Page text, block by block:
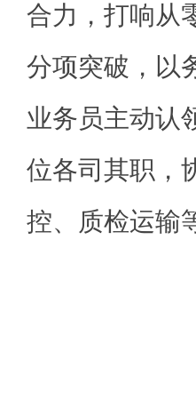
合力，打响从
分项突破，以
业务员主动认
位各司其职，
控、质检运输